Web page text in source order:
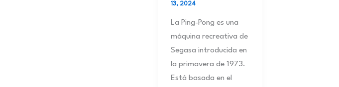
13, 2024
La Ping-Pong es una
máquina recreativa de
Segasa introducida en
la primavera de 1973.
Está basada en el